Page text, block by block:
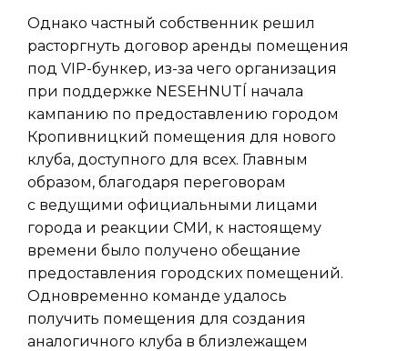
Однако частный собственник решил
расторгнуть договор аренды помещения
под VIP-бункер, из-за чего организация
при поддержке NESEHNUTÍ начала
кампанию по предоставлению городом
Кропивницкий помещения для нового
клуба, доступного для всех. Главным
образом, благодаря переговорам
с ведущими официальными лицами
города и реакции СМИ, к настоящему
времени было получено обещание
предоставления городских помещений.
Одновременно команде удалось
получить помещения для создания
аналогичного клуба в близлежащем